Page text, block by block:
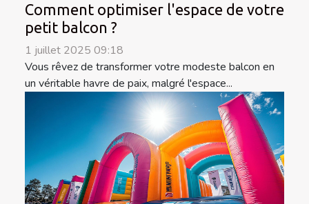
Comment optimiser l'espace de votre
petit balcon ?
1 juillet 2025 09:18
Vous rêvez de transformer votre modeste balcon en
un véritable havre de paix, malgré l'espace...